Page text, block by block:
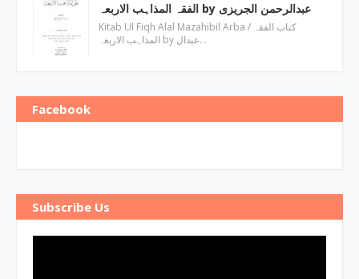
الفقہ المذاہب الاربعہ by عبدالرحمن الجریزی
Kitab Ul Fiqh Alal Mazahibil Arba / کتاب الفقہ
المذاہب الاربعہ by عبدال…
Facebook
Subscribe Us